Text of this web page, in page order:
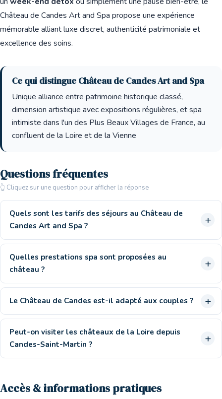
Château de Candes Art and Spa propose une expérience
mémorable alliant luxe discret, authenticité patrimoniale et
excellence des soins.
Ce qui distingue Château de Candes Art and Spa
Unique alliance entre patrimoine historique classé,
dimension artistique avec expositions régulières, et spa
intimiste dans l'un des Plus Beaux Villages de France, au
confluent de la Loire et de la Vienne
Questions fréquentes
👆 Cliquez sur une question pour afficher la réponse
Quels sont les tarifs des séjours au Château de
Candes Art and Spa ?
Quelles prestations spa sont proposées au
château ?
Le Château de Candes est-il adapté aux couples ?
Peut-on visiter les châteaux de la Loire depuis
Candes-Saint-Martin ?
Accès & informations pratiques